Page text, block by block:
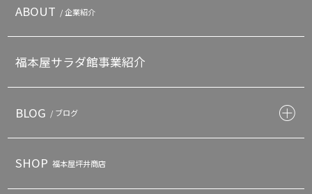
ABOUT / 企業紹介
福本屋サラダ館事業紹介
BLOG / ブログ
SHOP 福本屋坪井商店